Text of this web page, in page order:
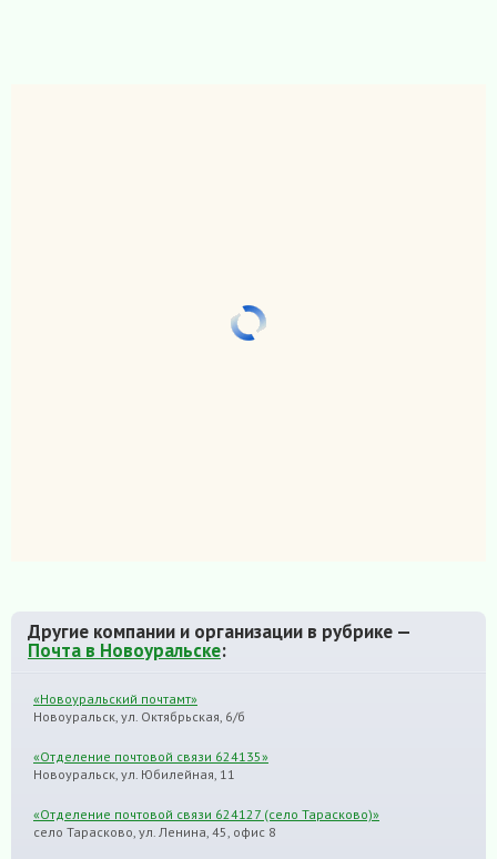
Другие компании и организации в рубрике —
Почта в Новоуральске:
«Новоуральский почтамт»
Новоуральск, ул. Октябрьская, 6/б
«Отделение почтовой связи 624135»
Новоуральск, ул. Юбилейная, 11
«Отделение почтовой связи 624127 (село Тарасково)»
село Тарасково, ул. Ленина, 45, офис 8